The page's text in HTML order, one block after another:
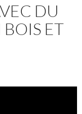
DU
ET